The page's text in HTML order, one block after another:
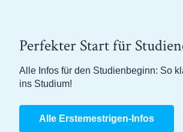
Perfekter Start für
Alle Infos für den Studienbeginn: So
ins Studium!
Alle Erstemestrigen-Infos